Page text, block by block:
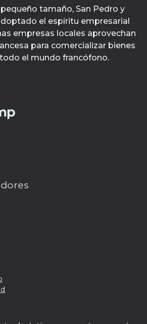
tamaño, San Pedro y
el espíritu empresarial
empresas locales aprovechan
para comercializar bienes
el mundo francófono.